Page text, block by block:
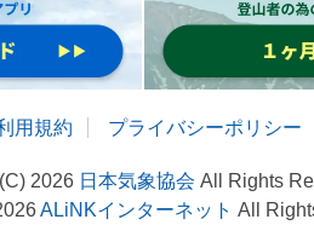
用規約 プライバシーポリシー
2026 日本気象協会 All Rights
ALiNKインターネット All